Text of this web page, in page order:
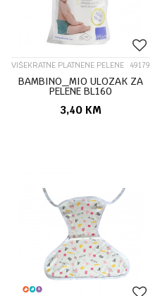
VIŠEKRATNE PLATNENE PELENE 49179
BAMBINO_MIO ULOZAK ZA
PELENE BL160
3,40 KM